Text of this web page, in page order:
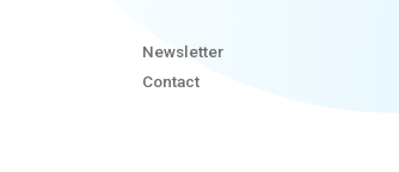
Newsletter
Contact